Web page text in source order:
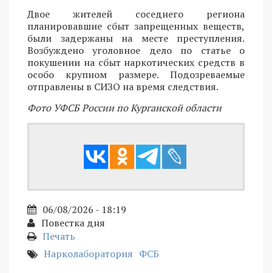
Двое жителей соседнего региона
планировавшие сбыт запрещенных веществ,
были задержаны на месте преступления.
Возбуждено уголовное дело по статье о
покушении на сбыт наркотических средств в
особо крупном размере. Подозреваемые
отправлены в СИЗО на время следствия.
Фото УФСБ России по Курганской области
06/08/2026 - 18:19
Повестка дня
Печать
Нарколаборатория ФСБ